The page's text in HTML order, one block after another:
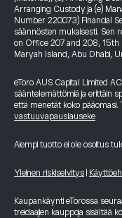
Arranging Custody ja (e)
Number 220073) Financial
säännösten mukaisesti. Sen
on Office 207 and 208, 15th
Maryah Island, Abu Dhabi,
eToro AUS Capital Limited
sääntelemättömiä ja erittäin
että menetät koko pääomasi.
vastuuvapauslauseke
Aiempi tuotto ei ole osoitus
Yleinen riskiselvitys
Kaupankäynti eTorossa
treidaajien kauppoja sisältää